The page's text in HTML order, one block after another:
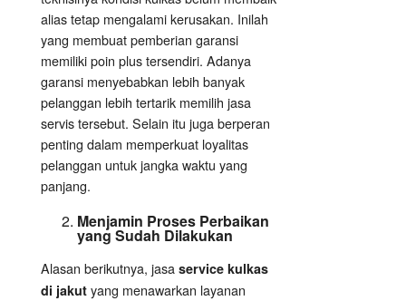
alias tetap mengalami kerusakan. Inilah
yang membuat pemberian garansi
memiliki poin plus tersendiri. Adanya
garansi menyebabkan lebih banyak
pelanggan lebih tertarik memilih jasa
servis tersebut. Selain itu juga berperan
penting dalam memperkuat loyalitas
pelanggan untuk jangka waktu yang
panjang.
Menjamin Proses Perbaikan
yang Sudah Dilakukan
Alasan berikutnya, jasa service kulkas
di jakut yang menawarkan layanan